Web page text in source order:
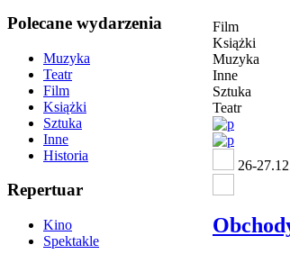
Polecane wydarzenia
Muzyka
Teatr
Film
Książki
Sztuka
Inne
Historia
Repertuar
Kino
Spektakle
Film
Książki
Muzyka
Inne
Sztuka
Teatr
26-